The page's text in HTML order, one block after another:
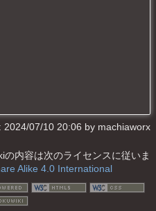
2024/07/10 20:06 by machiaworx
内容は次のライセンスに従いま
Alike 4.0 International